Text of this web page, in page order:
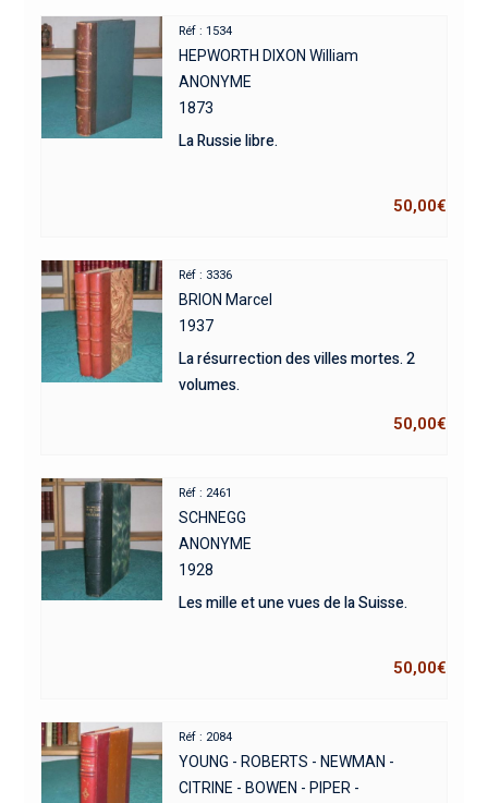
Réf : 1534
HEPWORTH DIXON William
ANONYME
1873
La Russie libre.
50,00€
Réf : 3336
BRION Marcel
1937
La résurrection des villes mortes. 2
volumes.
50,00€
Réf : 2461
SCHNEGG
ANONYME
1928
Les mille et une vues de la Suisse.
50,00€
Réf : 2084
YOUNG - ROBERTS - NEWMAN -
CITRINE - BOWEN - PIPER -